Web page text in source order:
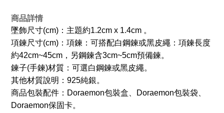
商品詳情
墜飾尺寸(cm)：主題約1.2cm x 1.4cm 。
項鍊尺寸(cm)：項鍊：可搭配白鋼鍊或黑皮繩：項鍊長度
約42cm~45cm，另鋼鍊含3cm~5cm預備鍊。
鍊子(手鍊)材質：可選白鋼鍊或黑皮繩。
其他材質說明：925純銀。
商品包裝配件：Doraemon包裝盒、Doraemon包裝袋、
Doraemon保固卡。